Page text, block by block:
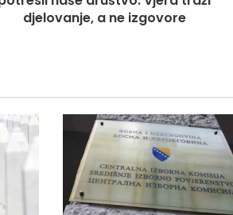
djelovanje, a ne izgovore